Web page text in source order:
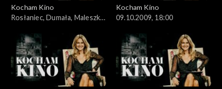
Kocham Kino
Rosłaniec, Dumała, Maleszka,
Kocham Kino
09.10.2009, 18:00